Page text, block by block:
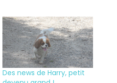
Des news de Harry, petit